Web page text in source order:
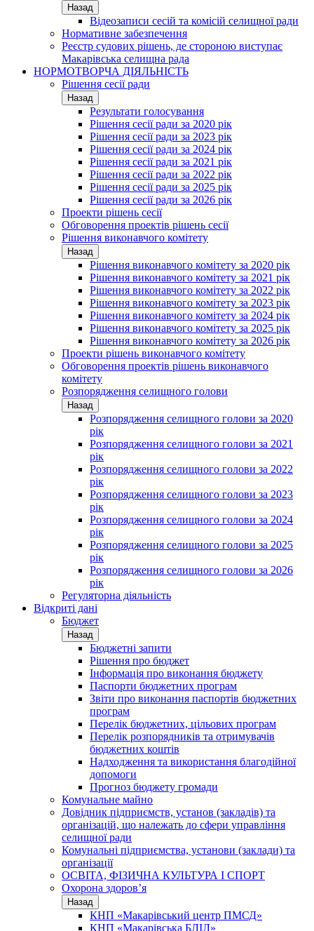
Назад
Відеозаписи сесій та комісій селищної ради
Нормативне забезпечення
Реєстр судових рішень, де стороною виступає
Макарівська селищна рада
НОРМОТВОРЧА ДІЯЛЬНІСТЬ
Рішення сесії ради
Назад
Результати голосування
Рішення сесії ради за 2020 рік
Рішення сесії ради за 2023 рік
Рішення сесії ради за 2024 рік
Рішення сесії ради за 2021 рік
Рішення сесії ради за 2022 рік
Рішення сесії ради за 2025 рік
Рішення сесії ради за 2026 рік
Проекти рішень сесії
Обговорення проектів рішень сесії
Рішення виконавчого комітету
Назад
Рішення виконавчого комітету за 2020 рік
Рішення виконавчого комітету за 2021 рік
Рішення виконавчого комітету за 2022 рік
Рішення виконавчого комітету за 2023 рік
Рішення виконавчого комітету за 2024 рік
Рішення виконавчого комітету за 2025 рік
Рішення виконавчого комітету за 2026 рік
Проекти рішень виконавчого комітету
Обговорення проектів рішень виконавчого
комітету
Розпорядження селищного голови
Назад
Розпорядження селищного голови за 2020
рік
Розпорядження селищного голови за 2021
рік
Розпорядження селищного голови за 2022
рік
Розпорядження селищного голови за 2023
рік
Розпорядження селищного голови за 2024
рік
Розпорядження селищного голови за 2025
рік
Розпорядження селищного голови за 2026
рік
Регуляторна діяльність
Відкриті дані
Бюджет
Назад
Бюджетні запити
Рішення про бюджет
Інформація про виконання бюджету
Паспорти бюджетних програм
Звіти про виконання паспортів бюджетних
програм
Перелік бюджетних, цільових програм
Перелік розпорядників та отримувачів
бюджетних коштів
Надходження та використання благодійної
допомоги
Прогноз бюджету громади
Комунальне майно
Довідник підприємств, установ (закладів) та
організацій, що належать до сфери управління
селищної ради
Комунальні підприємства, установи (заклади) та
організації
ОСВІТА, ФІЗИЧНА КУЛЬТУРА І СПОРТ
Охорона здоров’я
Назад
КНП «Макарівський центр ПМСД»
КНП «Макарівська БЛІЛ»